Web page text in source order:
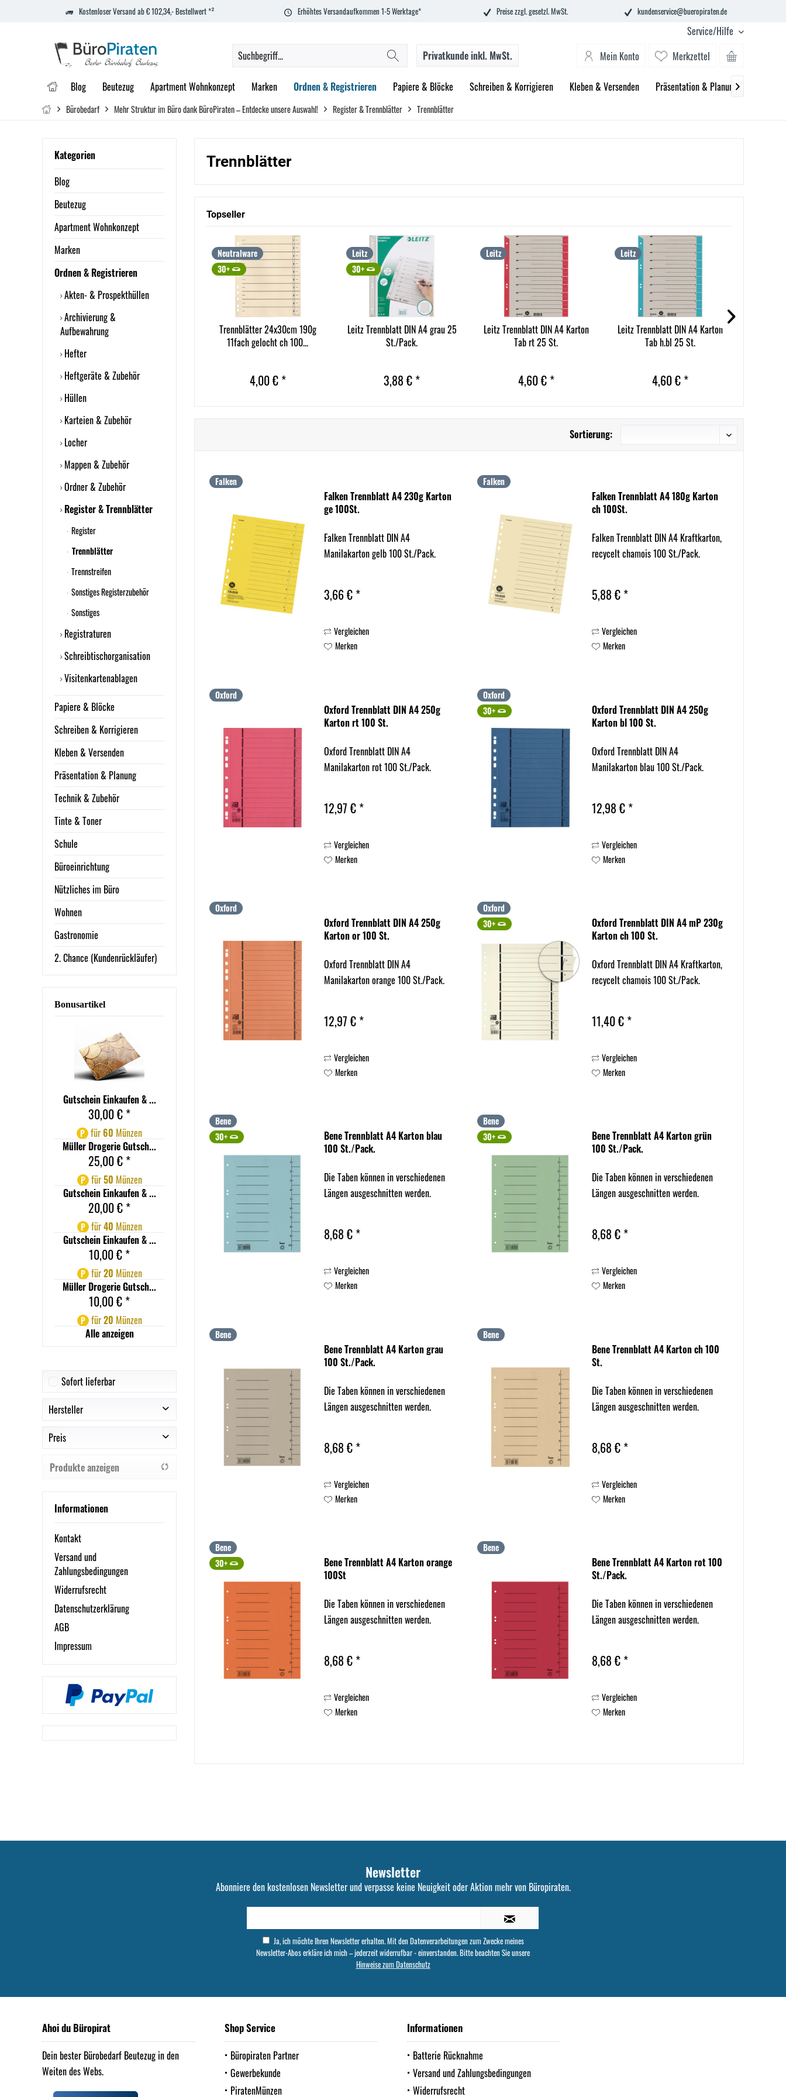
Kostenloser Versand ab € 102,34,- Bestellwert *² Erhöhtes Versandaufkommen 1-5 Werktage* Preise zzgl. gesetzl. MwSt. kundenservice@bueropiraten.de
Service/Hilfe
Merkzettel
Mein Konto
Privatkundeinkl. MwSt.
Blog Beutezug Apartment Wohnkonzept Marken Ordnen & Registrieren Papiere & Blöcke Schreiben & Korrigieren Kleben & Versenden Präsentation & Planung
Bürobedarf Mehr Struktur im Büro dank BüroPiraten – Entdecke unsere Auswahl! Register & Trennblätter Trennblätter
Kategorien
Blog
Beutezug
Apartment Wohnkonzept
Marken
Ordnen & Registrieren
Akten- & Prospekthüllen
Archivierung &
Aufbewahrung
Hefter
Heftgeräte & Zubehör
Hüllen
Karteien & Zubehör
Locher
Mappen & Zubehör
Ordner & Zubehör
Register & Trennblätter
Register
Trennblätter
Trennstreifen
Sonstiges Registerzubehör
Sonstiges
Registraturen
Schreibtischorganisation
Visitenkartenablagen
Papiere & Blöcke
Schreiben & Korrigieren
Kleben & Versenden
Präsentation & Planung
Technik & Zubehör
Tinte & Toner
Schule
Büroeinrichtung
Nützliches im Büro
Wohnen
Gastronomie
2. Chance (Kundenrückläufer)
Bonusartikel
Gutschein Einkaufen & ...
30,00 € *
P für60 Münzen
Müller Drogerie Gutsch...
25,00 € *
P für50 Münzen
Gutschein Einkaufen & ...
20,00 € *
P für40 Münzen
Gutschein Einkaufen & ...
10,00 € *
P für20 Münzen
Müller Drogerie Gutsch...
10,00 € *
P für20 Münzen
Alle anzeigen
Sofort lieferbar
Hersteller
Bene
Falken
Neutralware
Soennecken
without brand
Preis
3,66 €bis
Produkte anzeigen
Informationen
Kontakt
Versand und
Zahlungsbedingungen
Widerrufsrecht
Datenschutzerklärung
AGB
Impressum
Trennblätter
Topseller
Neutralware
30+
Trennblätter 24x30cm 190g
11fach gelocht ch 100...
4,00 € *
Leitz
30+
Leitz Trennblatt DIN A4 grau 25
St./Pack.
3,88 € *
Leitz
Leitz Trennblatt DIN A4 Karton
Tab rt 25 St.
4,60 € *
Leitz
Leitz Trennblatt DIN A4 Karton
Tab h.bl 25 St.
4,60 € *
Sortierung:
Falken
Falken Trennblatt A4 230g Karton
ge 100St.
Falken Trennblatt DIN A4
Manilakarton gelb 100 St./Pack.
3,66 € *
Vergleichen
Merken
Falken
Falken Trennblatt A4 180g Karton
ch 100St.
Falken Trennblatt DIN A4 Kraftkarton,
recycelt chamois 100 St./Pack.
5,88 € *
Vergleichen
Merken
Oxford
Oxford Trennblatt DIN A4 250g
Karton rt 100 St.
Oxford Trennblatt DIN A4
Manilakarton rot 100 St./Pack.
12,97 € *
Vergleichen
Merken
Oxford
30+
Oxford Trennblatt DIN A4 250g
Karton bl 100 St.
Oxford Trennblatt DIN A4
Manilakarton blau 100 St./Pack.
12,98 € *
Vergleichen
Merken
Oxford
Oxford Trennblatt DIN A4 250g
Karton or 100 St.
Oxford Trennblatt DIN A4
Manilakarton orange 100 St./Pack.
12,97 € *
Vergleichen
Merken
Oxford
30+
Oxford Trennblatt DIN A4 mP 230g
Karton ch 100 St.
Oxford Trennblatt DIN A4 Kraftkarton,
recycelt chamois 100 St./Pack.
11,40 € *
Vergleichen
Merken
Bene
30+
Bene Trennblatt A4 Karton blau
100 St./Pack.
Die Taben können in verschiedenen
Längen ausgeschnitten werden.
8,68 € *
Vergleichen
Merken
Bene
30+
Bene Trennblatt A4 Karton grün
100 St./Pack.
Die Taben können in verschiedenen
Längen ausgeschnitten werden.
8,68 € *
Vergleichen
Merken
Bene
Bene Trennblatt A4 Karton grau
100 St./Pack.
Die Taben können in verschiedenen
Längen ausgeschnitten werden.
8,68 € *
Vergleichen
Merken
Bene
Bene Trennblatt A4 Karton ch 100
St.
Die Taben können in verschiedenen
Längen ausgeschnitten werden.
8,68 € *
Vergleichen
Merken
Bene
30+
Bene Trennblatt A4 Karton orange
100St
Die Taben können in verschiedenen
Längen ausgeschnitten werden.
8,68 € *
Vergleichen
Merken
Bene
Bene Trennblatt A4 Karton rot 100
St./Pack.
Die Taben können in verschiedenen
Längen ausgeschnitten werden.
8,68 € *
Vergleichen
Merken
Newsletter
Abonniere den kostenlosen Newsletter und verpasse keine Neuigkeit oder Aktion mehr von Büropiraten.
Ja, ich möchte Ihren Newsletter erhalten. Mit den Datenverarbeitungen zum Zwecke meines
Newsletter-Abos erkläre ich mich – jederzeit widerrufbar - einverstanden. Bitte beachten Sie unsere
Hinweise zum Datenschutz
Ahoi du Büropirat
Dein bester Bürobedarf Beutezug in den
Weiten des Webs.
Shop Service
Büropiraten Partner
Gewerbekunde
PiratenMünzen
Informationen
Batterie Rücknahme
Versand und Zahlungsbedingungen
Widerrufsrecht